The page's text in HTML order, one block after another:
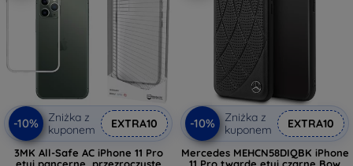
-10%
Zniżka z
kuponem
EXTRA10
3MK All-Safe AC iPhone 11 Pro
etui pancerne, przezroczyste
-10%
Zniżka z
kuponem
EXTRA10
Mercedes MEHCN58DIQBK iPhone
11 Pro twarde etui czarne Bow